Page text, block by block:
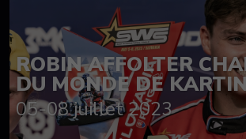
ROBIN AFFOLTER
DU MONDE DE
05-08 juillet 2023